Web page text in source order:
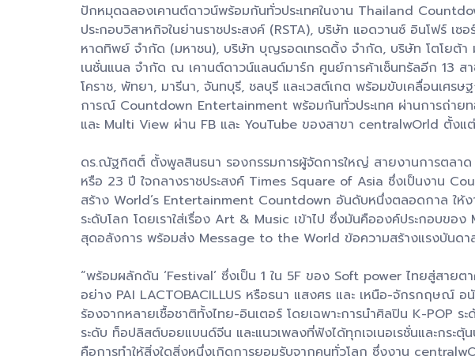
ปักหมุดฉลองเคานต์ดาวน์พร้อมกันทั่วประเทศในงาน Thailand
ประกอบวิสาหกิจในย่านราชประสงค์ (RSTA), บริษัท แอดวานซ์ อินโฟร์ เ
หาดทิพย์ จำกัด (มหาชน), บริษัท บุญรอดเทรดดิ้ง จำกัด, บริษัท โตโยต้า
เนชั่นแนล จำกัด ณ เคานต์ดาวน์แลนด์มาร์ก ศูนย์การค้าเซ็นทรัลอีก 13
โคราช, พัทยา, มารีนา, จันทบุรี, ชลบุรี และเวสต์เกต พร้อมขับเคลื่อนเศ
การณ์ Countdown Entertainment พร้อมกันทั่วประเทศ ผ่านการถ่าย
และ Multi View ผ่าน FB และ YouTube ของสาขา centralwOrld ตั้ง
ดร.ณัฐกิตติ์ ตั้งพูลสินธนา รองกรรมการผู้จัดการใหญ่ สายงานการตลาด
หรือ 23 ปี ใจกลางราชประสงค์ Times Square of Asia ซึ่งเป็นงาน
สร้าง World’s Entertainment Countdown อันดับหนึ่งตลอดกาล ให้
ระดับโลก โดยเราใส่เรื่อง Art & Music เข้าไป ซึ่งมันคือองค์ประกอบข
สุดอลังการ พร้อมส่ง Message to the World ข้อความสร้างแรงบันดา
“พร้อมผลักดัน ‘Festival’ ซึ่งเป็น 1 ใน 5F ของ Soft power ไทยสู่สาย
อย่าง PAI LACTOBACILLUS หรือธนา แสงศร และ เหนือ-จักรกฤษ
ร้องจากหลายเชื้อชาติทั้งไทย-อินเตอร์ โดยเฉพาะการนำศิลปิน K-POP
ระดับ ท็อปลิสต์บอยแบนด์จีน และแนวเพลงที่ฟังได้ทุกเจเนอเรชั่นและกระ
คือการทำให้สิ่งใดสิ่งหนึ่งเกิดการยอมรับจากคนทั่วโลก ซึ่งงาน